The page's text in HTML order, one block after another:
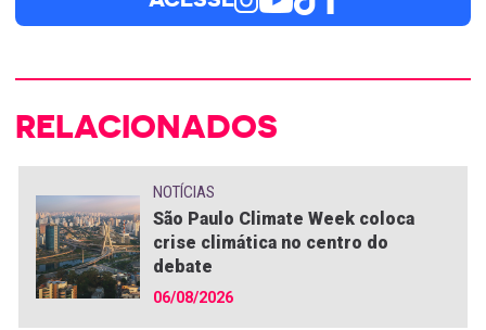
RELACIONADOS
NOTÍCIAS
São Paulo Climate Week coloca
crise climática no centro do
debate
06/08/2026